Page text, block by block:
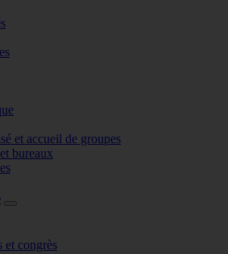
et accueil de groupes
bureaux
et congrès